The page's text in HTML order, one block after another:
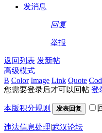
发消息
回复
举报
返回列表 发新帖
高级模式
B Color Image Link Quote
您需要登录后才可以回帖 登
本版积分规则 发表回复
违法信息处理|武汉论坛